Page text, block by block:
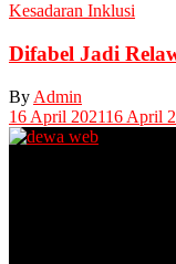
Kesadaran Inklusi
Difabel Jadi
By Admin
16 April 202116 April